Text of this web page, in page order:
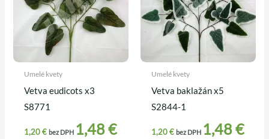
Umelé kvety
Vetva eudicots x3
S8771
1,20€ bez DPH 1,48€
Umelé kvety
Vetva baklažán x5
S2844-1
1,20€ bez DPH 1,48€